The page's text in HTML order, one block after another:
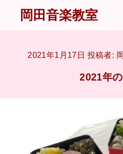
岡田音楽教室
2021年1月17日 投稿者:
2021年